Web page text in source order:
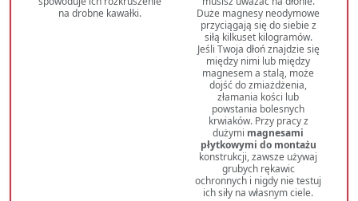
na drobne kawałki.
Duże magnesy neodymowe
przyciągają się do siebie z
siłą kilkuset kilogramów.
Jeśli Twoja dłoń znajdzie się
między nimi lub między
magnesem a stalą, może
dojść do zmiażdżenia,
złamania kości lub
powstania bolesnych
krwiaków. Przy pracy z
dużymi magnesami
płytkowymi do montażu
konstrukcji, zawsze używaj
grubych rękawic
ochronnych i nigdy nie testuj
ich siły na własnym ciele.